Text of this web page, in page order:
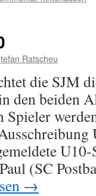
Ratscheu
die SJM
den beiden
Spieler
(SC
→